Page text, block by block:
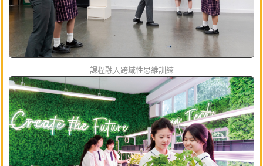
課程融入跨域性思維訓練